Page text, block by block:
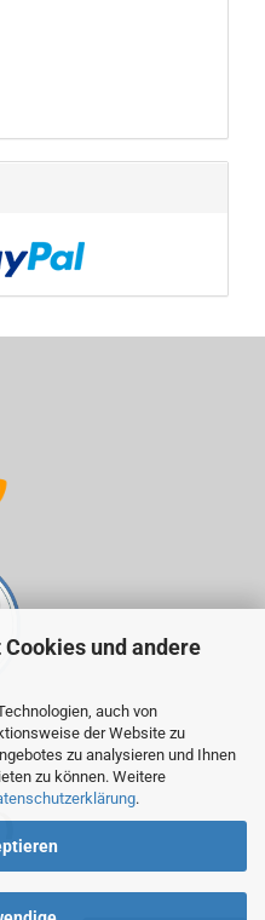
und andere
auch von
der Website zu
zu analysieren und Ihnen
zu können. Weitere
.